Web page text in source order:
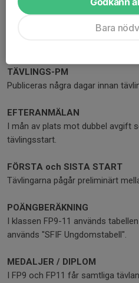
faktureras till respektive klubb.
TÄVLINGS-PM
Publiceras några dagar innan
EFTERANMÄLAN
I mån av plats mot dubbel avgift
tävlingsstart.
FÖRSTA och SISTA START
Tävlingarna pågår preliminärt
POÄNGBERÄKNING
I klassen FP9-11 används
används "SFIF Ungdomstabell".
MEDALJER / DIPLOM
I FP9 och FP11 får samtliga
Bara